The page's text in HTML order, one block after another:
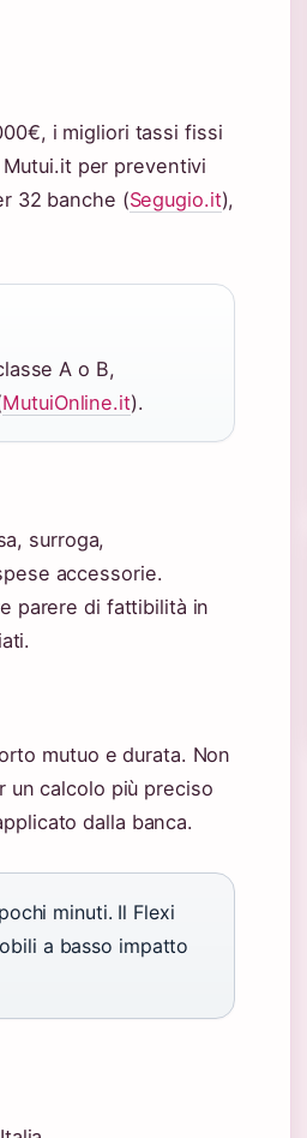
i migliori tassi fissi
per preventivi
32 banche (Segugio.it),
A o B,
MutuiOnline.it).
surroga,
accessorie.
parere di fattibilità in
mutuo e durata. Non
un calcolo più preciso
dalla banca.
minuti. Il Flexi
a basso impatto